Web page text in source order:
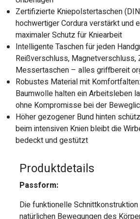
Zertifizierte Kniepolstertaschen
hochwertiger Cordura verstärkt und
maximaler Schutz für Kniearbeit
Intelligente Taschen für jeden
Reißverschluss,
Messertaschen – alles griffbereit
Robustes Material mit
Baumwolle halten ein Arbeitsleben
ohne Kompromisse bei der
Höher gezogener Bund hinten
beim intensiven Knien bleibt die
bedeckt und gestützt
Produktdetails
Passform:
Die funktionelle
natürlichen Bewegungen des